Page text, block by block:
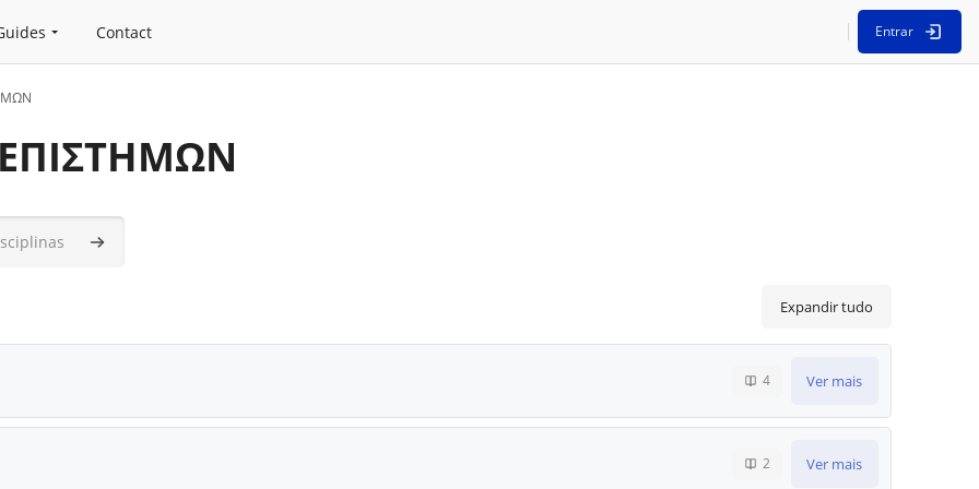
Contact Entrar
Pesquisar disciplinas
Expandir tudo
4 Ver mais
2 Ver mais